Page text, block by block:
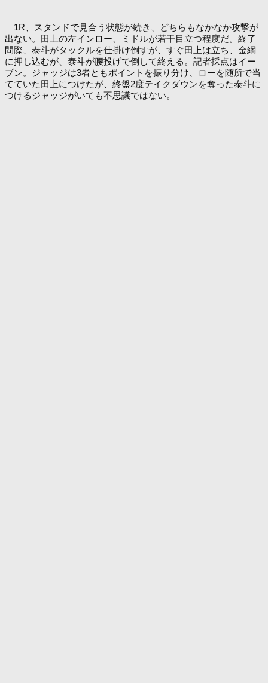
1R、スタンドで見合う状態が続き、どちらもなかなか攻撃が
出ない。田上の左インロー、ミドルが若干目立つ程度だ。終了
間際、泰斗がタックルを仕掛け倒すが、すぐ田上は立ち、金網
に押し込むが、泰斗が腰投げで倒して終える。記者採点はイー
ブン。ジャッジは3者ともポイントを振り分け、ローを随所で当
てていた田上につけたが、終盤2度テイクダウンを奪った泰斗に
つけるジャッジがいても不思議ではない。